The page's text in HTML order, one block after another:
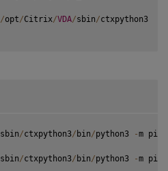
/opt/Citrix/VDA/sbin/ctxpython3
sbin/ctxpython3/ bin/python3 -m
sbin/ctxpython3/ bin/python3 -m